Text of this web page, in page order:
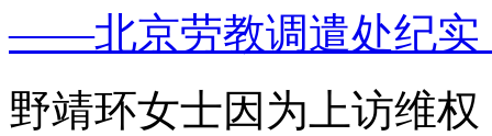
——北京劳教调遣处纪实
野靖环女士因为上访维